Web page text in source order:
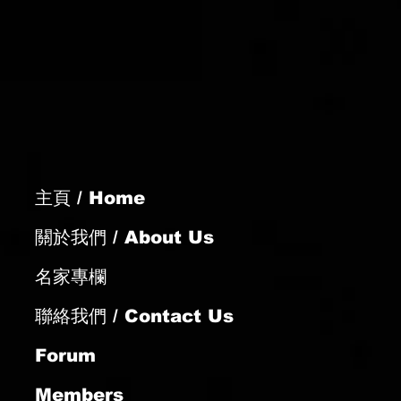
主頁 / Home
關於我們 / About Us
名家專欄
聯絡我們 / Contact Us
Forum
Members